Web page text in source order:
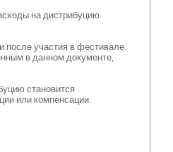
на дистрибуцию.
после участия в фестивале.
в данном документе,
становится
или компенсации.